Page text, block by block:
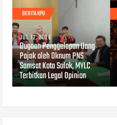
BERITA KPU
JUL 12, 2026
Dugaan Penggelapan Uang
Pajak oleh Oknum PNS
Samsat Kota Solok, MYLC
Terbitkan Legal Opinion